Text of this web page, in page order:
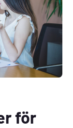
för